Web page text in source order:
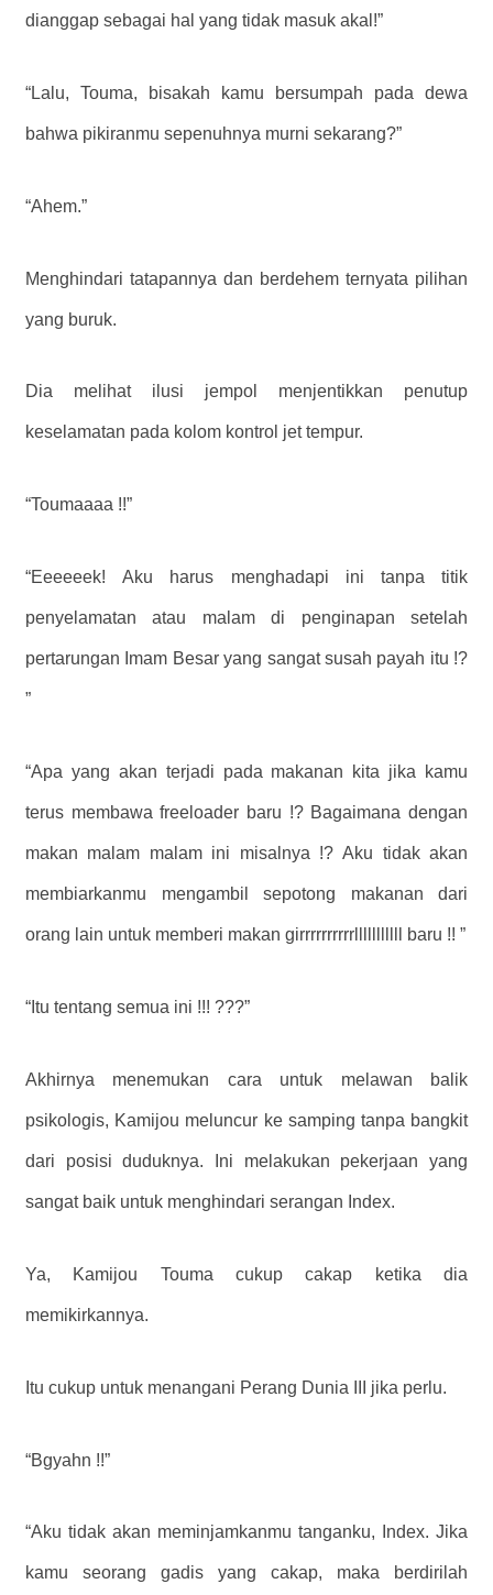
dianggap sebagai hal yang tidak masuk akal!”
“Lalu, Touma, bisakah kamu bersumpah pada dewa
bahwa pikiranmu sepenuhnya murni sekarang?”
“Ahem.”
Menghindari tatapannya dan berdehem ternyata pilihan
yang buruk.
Dia melihat ilusi jempol menjentikkan penutup
keselamatan pada kolom kontrol jet tempur.
“Toumaaaa !!”
“Eeeeeek! Aku harus menghadapi ini tanpa titik
penyelamatan atau malam di penginapan setelah
pertarungan Imam Besar yang sangat susah payah itu !?
”
“Apa yang akan terjadi pada makanan kita jika kamu
terus membawa freeloader baru !? Bagaimana dengan
makan malam malam ini misalnya !? Aku tidak akan
membiarkanmu mengambil sepotong makanan dari
orang lain untuk memberi makan girrrrrrrrrrlllllllllll baru !! ”
“Itu tentang semua ini !!! ???”
Akhirnya menemukan cara untuk melawan balik
psikologis, Kamijou meluncur ke samping tanpa bangkit
dari posisi duduknya. Ini melakukan pekerjaan yang
sangat baik untuk menghindari serangan Index.
Ya, Kamijou Touma cukup cakap ketika dia
memikirkannya.
Itu cukup untuk menangani Perang Dunia III jika perlu.
“Bgyahn !!”
“Aku tidak akan meminjamkanmu tanganku, Index. Jika
kamu seorang gadis yang cakap, maka berdirilah